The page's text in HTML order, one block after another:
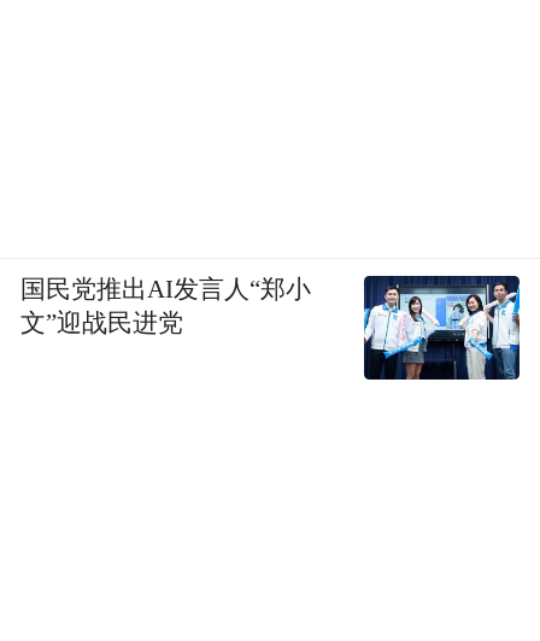
国民党推出AI发言人“郑小
文”迎战民进党